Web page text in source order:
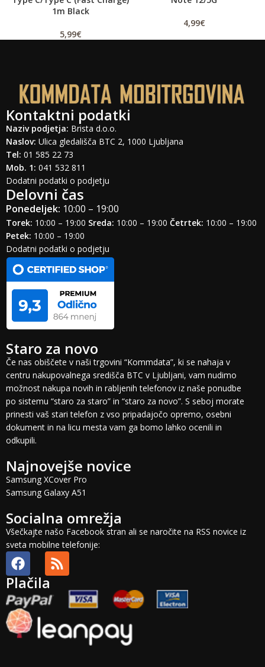
1m Black
5,99€
4,99€
Kontaktni podatki
Naziv podjetja: Brista d.o.o.
Naslov: Ulica gledališča BTC 2, 1000 Ljubljana
Tel: 01 585 22 73
Mob. 1: 041 532 811
Dodatni podatki o podjetju
Delovni čas
Ponedeljek: 10:00 – 19:00
Torek: 10:00 – 19:00 Sreda: 10:00 – 19:00 Četrtek: 10:00 – 19:00
Petek: 10:00 – 19:00
Dodatni podatki o podjetju
Staro za novo
Če nas obiščete v naši trgovini “Kommdata”, ki se nahaja v
centru nakupovalnega središča BTC v Ljubljani, vam nudimo
možnost nakupa novih in rabljenih telefonov iz naše ponudbe
po sistemu “staro za staro” in “staro za novo”. S seboj morate
prinesti vaš stari telefon z vso pripadajočo opremo, osebni
dokument in na licu mesta vam ga bomo lahko ocenili in
odkupili.
Najnovejše novice
Samsung XCover Pro
Samsung Galaxy A51
Socialna omrežja
Všečkajte našo Facebook stran ali se naročite na RSS novice iz
sveta mobilne telefonije:
Plačila